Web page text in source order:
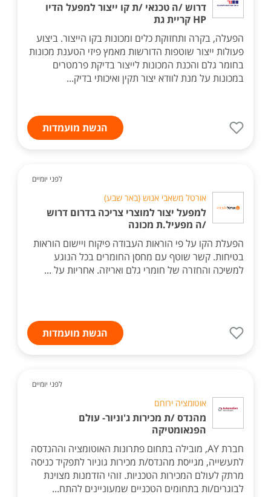
דרוש /ה טכנאי /ת קו ייצור למפעל הדיו
HP קריית גת
הפעלה, בקרה ותחזוקת כלים ומכונות בקו הייצור. ביצוע
פעולות ייצור שוטפות הדורשות מאמץ פיזי הטענת מכונות
בחומר גלם והכנת המכונות לייצור בדיקת פרמטרים
במכונות על מנת לוודא יצור תקין ואיכותי בדיק...
הגשת מועמדות
לפני יומיים
אורטל משאבי אנוש (באר שבע)
למפעל יצור למוצרי צריכה בדרום דרוש
/ה מפעיל.ת מכונה
הפעלת הקו על פי הוראות העבודה פיקוח ויישום הוראות
בטיחות. קשר שוטף עם מחסן החומרים בכל הנוגע
למשיכה והחזרה של חומרי גלם ואריזה. אחריות על ...
הגשת מועמדות
לפני יומיים
אוטומציה ירוחם
מהנדס /ת מכירות ג'וניור- עולם
הפנאומטיקה
חברת AY, מובילה בתחום פתרונות האוטומציה וההנדסה
לתעשייה, מגייסת מהנדס/ת מכירות גוניור לתפקיד כניסה
מרתק לעולם המכירות הטכניות. זוהי הזדמנות מצוינת
לבוגרים/ות בתחומים הטכניים שמעוניינים להתח...